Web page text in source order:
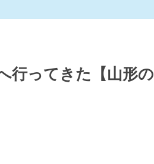
行ってきた【山形の